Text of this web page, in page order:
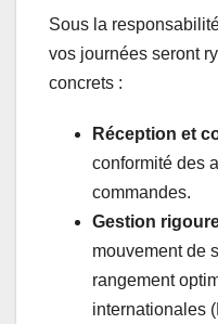
Sous la
vos journées seront
concrets :
Réception et
conformité des
commandes.
Gestion
mouvement de
rangement
internationales